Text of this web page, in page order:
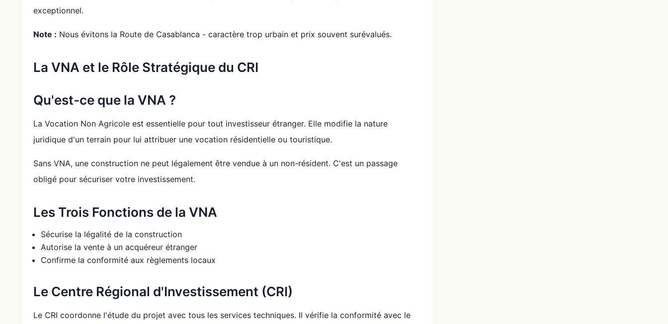
exceptionnel.
Note : Nous évitons la Route de Casablanca - caractère trop urbain et prix souvent surévalués.
La VNA et le Rôle Stratégique du CRI
Qu'est-ce que la VNA ?
La Vocation Non Agricole est essentielle pour tout investisseur étranger. Elle modifie la nature
juridique d'un terrain pour lui attribuer une vocation résidentielle ou touristique.
Sans VNA, une construction ne peut légalement être vendue à un non-résident. C'est un passage
obligé pour sécuriser votre investissement.
Les Trois Fonctions de la VNA
Sécurise la légalité de la construction
Autorise la vente à un acquéreur étranger
Confirme la conformité aux règlements locaux
Le Centre Régional d'Investissement (CRI)
Le CRI coordonne l'étude du projet avec tous les services techniques. Il vérifie la conformité avec le